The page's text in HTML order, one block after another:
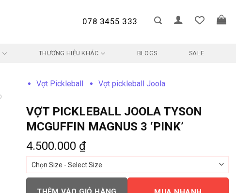
078 3455 333
THƯƠNG HIỆU KHÁC BLOGS
SALE
Vợt Pickleball Vợt pickleball Joola
VỢT PICKLEBALL JOOLA TYSON
MCGUFFIN MAGNUS 3 ‘PINK’
4.500.000 ₫